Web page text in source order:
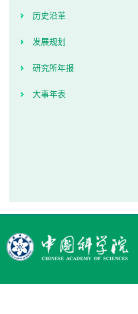
历史沿革
发展规划
研究所年报
大事年表